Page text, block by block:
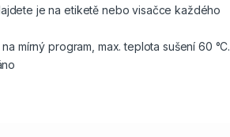
je na etiketě nebo visačce každého
mírný program, max. teplota sušení 60 °C.